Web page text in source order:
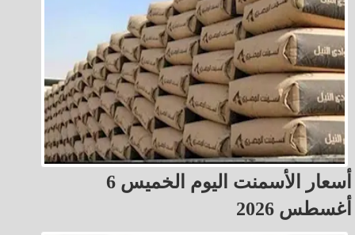
أسعار الأسمنت اليوم الخميس 6
أغسطس 2026